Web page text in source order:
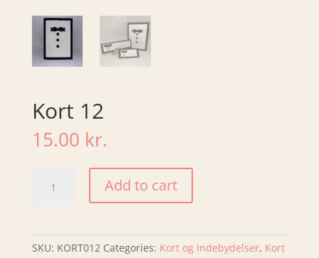
Kort 12
15.00 kr.
Add to cart
SKU: KORT012 Categories: Kort og Indebydelser, Kort